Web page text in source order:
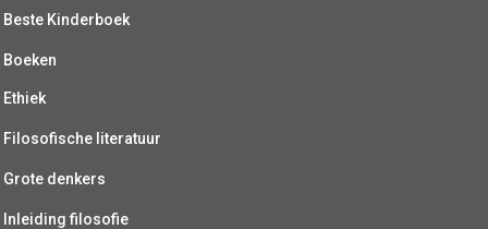
Beste Kinderboek
Boeken
Ethiek
Filosofische literatuur
Grote denkers
Inleiding filosofie